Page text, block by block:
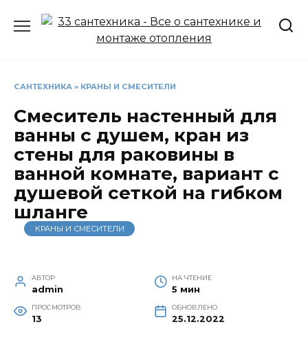
САНТЕХНИКА » КРАНЫ И СМЕСИТЕЛИ
Смеситель настенный для
ванны с душем, кран из
стены для раковины в
ванной комнате, вариант с
душевой сеткой на гибком
шланге
КРАНЫ И СМЕСИТЕЛИ
АВТОР
admin
НА ЧТЕНИЕ
5 мин
ПРОСМОТРОВ
13
ОБНОВЛЕНО
25.12.2022